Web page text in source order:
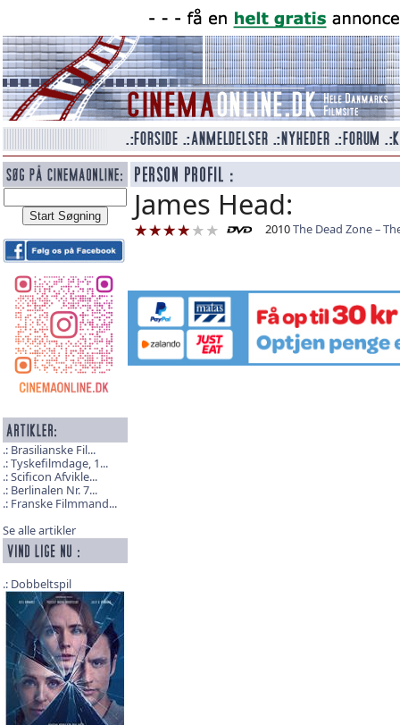
Brasilianske Fil...
Tyskefilmdage, 1...
Scificon Afvikle...
Berlinalen Nr. 7...
Franske Filmmand...
Se alle artikler
Dobbeltspil
James Head:
2010The Dead Zone –